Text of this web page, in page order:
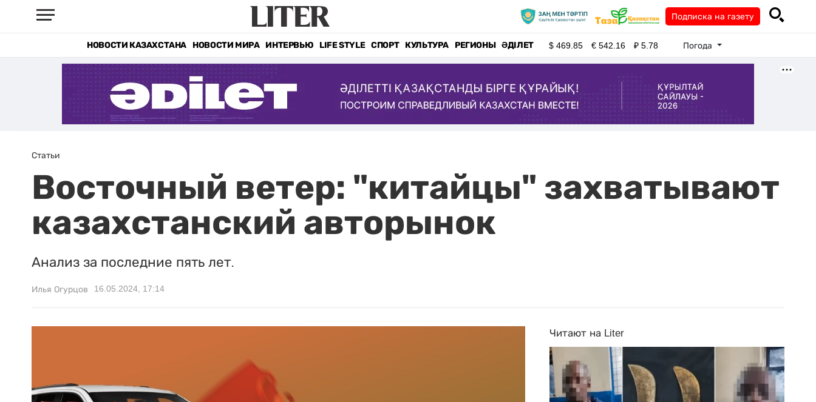
Подписка на газету
НОВОСТИ КАЗАХСТАНА НОВОСТИ МИРА ИНТЕРВЬЮ LIFE STYLE СПОРТ КУЛЬТУРА РЕГИОНЫ ӘДІЛЕТ $469.85 €542.16 ₽5.78 Погода
Статьи
Восточный ветер: "китайцы" захватывают
казахстанский авторынок
Анализ за последние пять лет.
Илья Огурцов 16.05.2024, 17:14
Читают на Liter